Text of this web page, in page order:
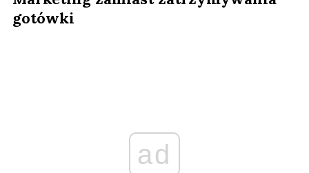
gotówki
ad